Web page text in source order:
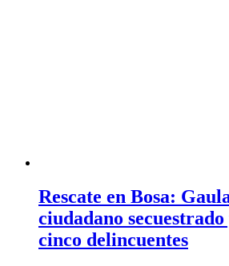
Rescate en Bosa:
ciudadano
cinco delincuentes